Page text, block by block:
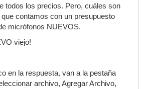
todos los precios. Pero, cuáles son
contamos con un presupuesto
micrófonos NUEVOS.
viejo!
en la respuesta, van a la pestaña
archivo, Agregar Archivo,